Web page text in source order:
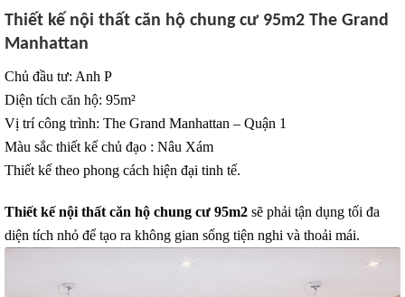
Thiết kế nội thất căn hộ chung cư 95m2 The Grand
Manhattan
Chủ đầu tư: Anh P
Diện tích căn hộ: 95m²
Vị trí công trình: The Grand Manhattan – Quận 1
Màu sắc thiết kế chủ đạo : Nâu Xám
Thiết kế theo phong cách hiện đại tinh tế.
Thiết kế nội thất căn hộ chung cư 95m2 sẽ phải tận dụng tối đa
diện tích nhỏ để tạo ra không gian sống tiện nghi và thoải mái.